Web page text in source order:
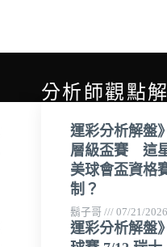
分析師觀點
運彩分析解盤
層級盃賽 這
美球會盃資格
制？
鬍子哥 07/21/2026
運彩分析解盤